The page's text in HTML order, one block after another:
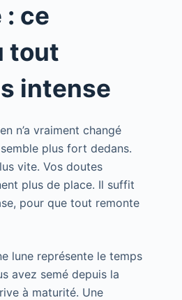
: ce
tout
intense
n’a vraiment changé
plus fort dedans.
vite. Vos doutes
plus de place. Il suffit
pour que tout remonte
lune représente le temps
avez semé depuis la
à maturité. Une